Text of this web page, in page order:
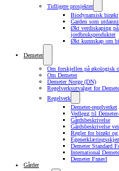
Tidligere prosjekter
Biodynamisk birøkt
Garden som
Økt verdiskaping på
jordbruksprodukter
Økt kunnskap om
Demeter
Om forskjellen på økologisk
Om Demeter
Demeter Norge (DN)
Regelverksutvalget for
Regelverk
Demeter-regelverket
Vedlegg til
Gårdsbeskrivelse
Gårdsbeskrivelse
Regler for birøkt
Demeter Standard
International
Demeter Frøavl
Gårder